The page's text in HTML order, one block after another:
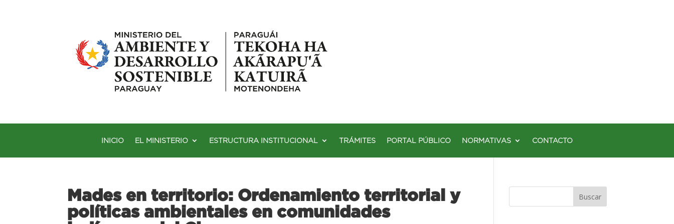
INICIO EL MINISTERIO ESTRUCTURA INSTITUCIONAL TRÁMITES PORTAL PÚBLICO NORMATIVAS CONTACTO
Mades en territorio: Ordenamiento territorial y
políticas ambientales en comunidades
Buscar